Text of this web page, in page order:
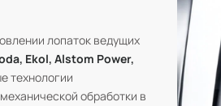
лопаток ведущих
Ekol, Alstom Power,
технологии
обработки в